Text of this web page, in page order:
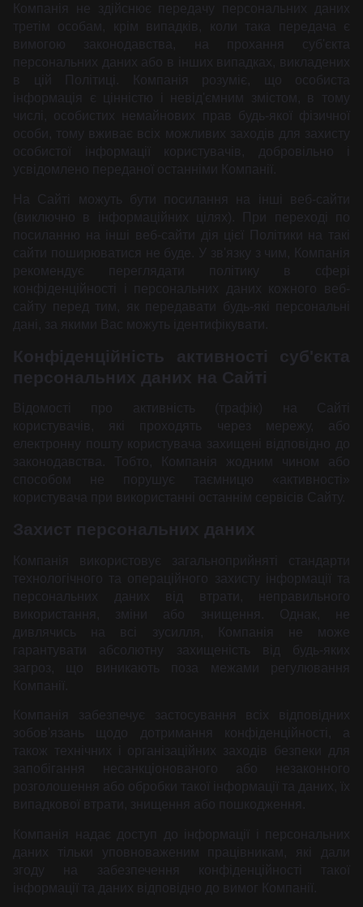
Компанія не здійснює передачу персональних даних
третім особам, крім випадків, коли така передача є
вимогою законодавства, на прохання суб'єкта
персональних даних або в інших випадках, викладених
в цій Політиці. Компанія розуміє, що особиста
інформація є цінністю і невід'ємним змістом, в тому
числі, особистих немайнових прав будь-якої фізичної
особи, тому вживає всіх можливих заходів для захисту
особистої інформації користувачів, добровільно і
усвідомлено переданої останніми Компанії.
На Сайті можуть бути посилання на інші веб-сайти
(виключно в інформаційних цілях). При переході по
посиланню на інші веб-сайти дія цієї Політики на такі
сайти поширюватися не буде. У зв'язку з чим, Компанія
рекомендує переглядати політику в сфері
конфіденційності і персональних даних кожного веб-
сайту перед тим, як передавати будь-які персональні
дані, за якими Вас можуть ідентифікувати.
Конфіденційність активності суб'єкта
персональних даних на Сайті
Відомості про активність (трафік) на Сайті
користувачів, які проходять через мережу, або
електронну пошту користувача захищені відповідно до
законодавства. Тобто, Компанія жодним чином або
способом не порушує таємницю «активності»
користувача при використанні останнім сервісів Сайту.
Захист персональних даних
Компанія використовує загальноприйняті стандарти
технологічного та операційного захисту інформації та
персональних даних від втрати, неправильного
використання, зміни або знищення. Однак, не
дивлячись на всі зусилля, Компанія не може
гарантувати абсолютну захищеність від будь-яких
загроз, що виникають поза межами регулювання
Компанії.
Компанія забезпечує застосування всіх відповідних
зобов'язань щодо дотримання конфіденційності, а
також технічних і організаційних заходів безпеки для
запобігання несанкціонованого або незаконного
розголошення або обробки такої інформації та даних, їх
випадкової втрати, знищення або пошкодження.
Компанія надає доступ до інформації і персональних
даних тільки уповноваженим працівникам, які дали
згоду на забезпечення конфіденційності такої
інформації та даних відповідно до вимог Компанії.